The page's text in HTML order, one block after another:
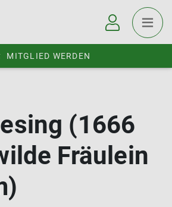
MITGLIED WERDEN
(1666
Fräulein